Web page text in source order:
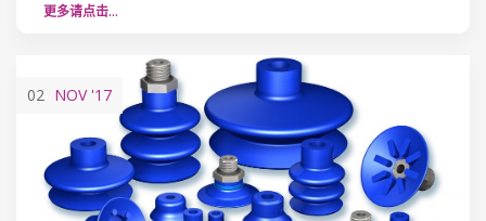
更多请点击…
02 NOV'17